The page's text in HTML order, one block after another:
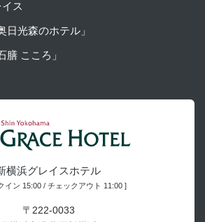
ス
日光森のホテル」
膳 こころ」
横浜グレイスホテル
イン 15:00 / チェックアウト 11:00 ]
〒222-0033